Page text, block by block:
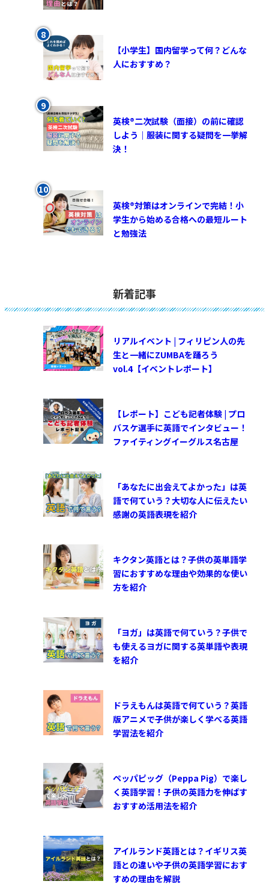
【小学生】国内留学って何？どんな
人におすすめ？
英検®︎二次試験（面接）の前に確認
しよう｜服装に関する疑問を一挙解
決！
英検®対策はオンラインで完結！小
学生から始める合格への最短ルート
と勉強法
新着記事
リアルイベント | フィリピン人の先
生と一緒にZUMBAを踊ろう
vol.4【イベントレポート】
【レポート】こども記者体験 | プロ
バスケ選手に英語でインタビュー！
ファイティングイーグルス名古屋
「あなたに出会えてよかった」は英
語で何ていう？大切な人に伝えたい
感謝の英語表現を紹介
キクタン英語とは？子供の英単語学
習におすすめな理由や効果的な使い
方を紹介
「ヨガ」は英語で何ていう？子供で
も使えるヨガに関する英単語や表現
を紹介
ドラえもんは英語で何ていう？英語
版アニメで子供が楽しく学べる英語
学習法を紹介
ペッパピッグ（Peppa Pig）で楽し
く英語学習！子供の英語力を伸ばす
おすすめ活用法を紹介
アイルランド英語とは？イギリス英
語との違いや子供の英語学習におす
すめの理由を解説